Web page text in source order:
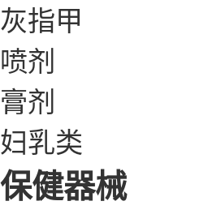
灰指甲
喷剂
膏剂
妇乳类
保健器械